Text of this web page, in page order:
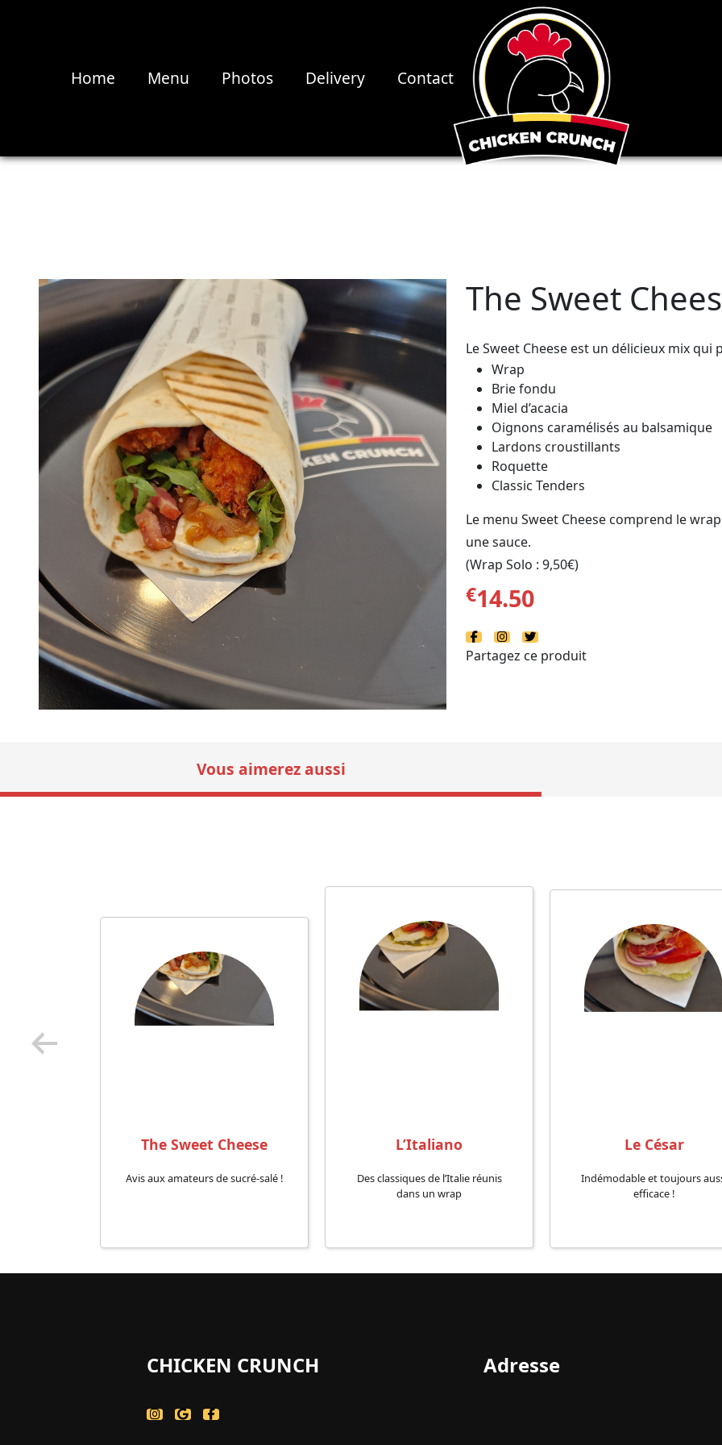
Home Menu Photos Delivery Contact
The Sweet
Le Sweet Cheese est un délicieux mix
Wrap
Brie fondu
Miel d’acacia
Oignons caramélisés au balsamique
Lardons croustillants
Roquette
Classic Tenders
Le menu Sweet Cheese comprend le
une sauce.
(Wrap Solo : 9,50€)
€14.50
Partagez ce produit
Vous aimerez aussi
The Sweet Cheese
Avis aux amateurs de sucré-salé !
L’Italiano
Des classiques de l’Italie réunis
dans un wrap
Le César
Indémodable et toujours
efficace !
CHICKEN CRUNCH Adresse